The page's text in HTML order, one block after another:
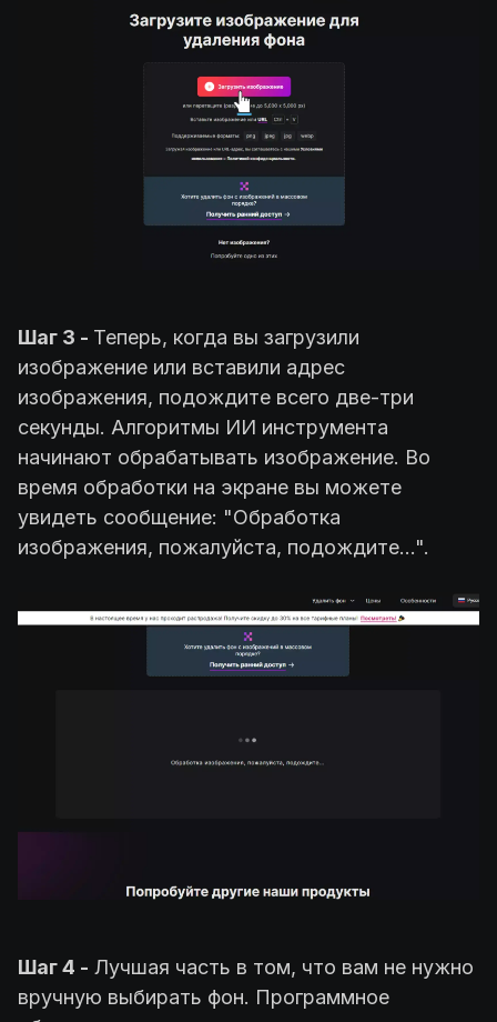
Шаг 3 - Теперь, когда вы загрузили
изображение или вставили адрес
изображения, подождите всего две-три
секунды. Алгоритмы ИИ инструмента
начинают обрабатывать изображение. Во
время обработки на экране вы можете
увидеть сообщение: "Обработка
изображения, пожалуйста, подождите...".
Шаг 4 - Лучшая часть в том, что вам не нужно
вручную выбирать фон. Программное